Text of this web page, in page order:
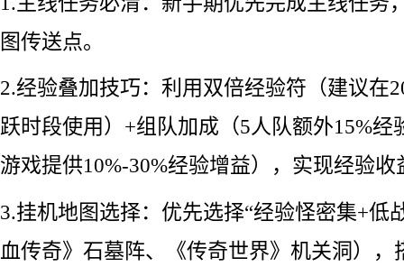
图传送点。
2.经验叠加技巧：利用双倍经验符（建议在
跃时段使用）+组队加成（5人队额外15%经
游戏提供10%-30%经验增益），实现经验收
3.挂机地图选择：优先选择“经验怪密集+低
血传奇》石墓阵、《传奇世界》机关洞），